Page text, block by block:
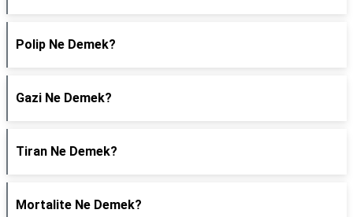
Polip Ne Demek?
Gazi Ne Demek?
Tiran Ne Demek?
Mortalite Ne Demek?